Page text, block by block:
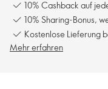
10% Cashback auf
10% Sharing-Bonus,
Kostenlose Lieferung
Mehr erfahren